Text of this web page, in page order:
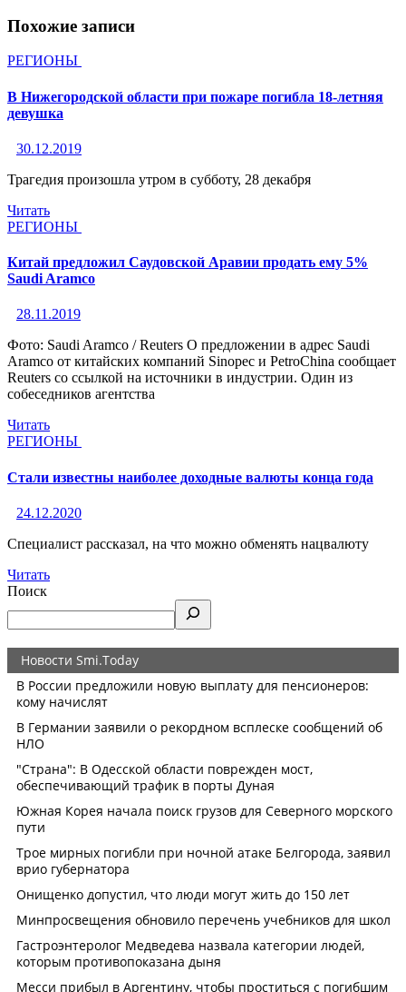
Похожие записи
РЕГИОНЫ
В Нижегородской области при пожаре погибла 18-летняя
девушка
30.12.2019
Трагедия произошла утром в субботу, 28 декабря
Читать
РЕГИОНЫ
Китай предложил Саудовской Аравии продать ему 5%
Saudi Aramco
28.11.2019
Фото: Saudi Aramco / Reuters О предложении в адрес Saudi
Aramco от китайских компаний Sinopec и PetroChina​ сообщает
Reuters со ссылкой на источники в индустрии. Один из
собеседников агентства
Читать
РЕГИОНЫ
Стали известны наиболее доходные валюты конца года
24.12.2020
Специалист рассказал, на что можно обменять нацвалюту
Читать
Поиск